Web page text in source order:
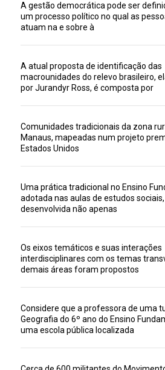
A gestão democrática pode ser
um processo político no qual as
atuam na e sobre à
A atual proposta de identificação das
macrounidades do relevo brasileiro,
por Jurandyr Ross, é composta por
Comunidades tradicionais da zona
Manaus, mapeadas num projeto
Estados Unidos
Uma prática tradicional no Ensino
adotada nas aulas de estudos
desenvolvida não apenas
Os eixos temáticos e suas interações
interdisciplinares com os temas
demais áreas foram propostos
Considere que a professora de uma
Geografia do 6º ano do Ensino
uma escola pública localizada